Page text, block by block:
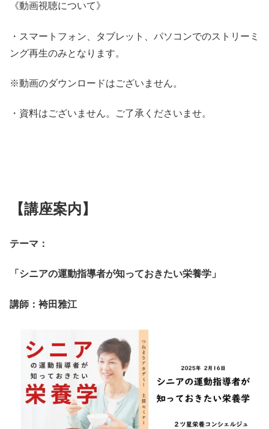
《動画視聴について》
・スマートフォン、タブレット、パソコンでのストリーミ
ング再生のみとなります。
※動画のダウンロードはございません。
・資料はございません。ご了承くださいませ。
【講座案内】
テーマ：
「シニアの運動指導者が知っておきたい栄養学」
講師：袴田雅江